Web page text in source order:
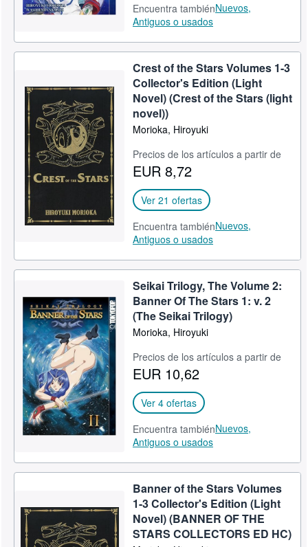
Encuentra tambiénNuevos,
Antiguos o usados
Crest of the Stars Volumes 1-3
Collector's Edition (Light
Novel) (Crest of the Stars (light
novel))
Morioka, Hiroyuki
Precios de los artículos a partir de
EUR 8,72
Ver 21 ofertas
Encuentra tambiénNuevos,
Antiguos o usados
Seikai Trilogy, The Volume 2:
Banner Of The Stars 1: v. 2
(The Seikai Trilogy)
Morioka, Hiroyuki
Precios de los artículos a partir de
EUR 10,62
Ver 4 ofertas
Encuentra tambiénNuevos,
Antiguos o usados
Banner of the Stars Volumes
1-3 Collector's Edition (Light
Novel) (BANNER OF THE
STARS COLLECTORS ED HC)